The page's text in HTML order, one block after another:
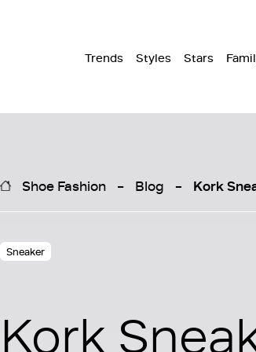
Trends Styles Stars
Shoe Fashion Blog Kork
Sneaker
Kork